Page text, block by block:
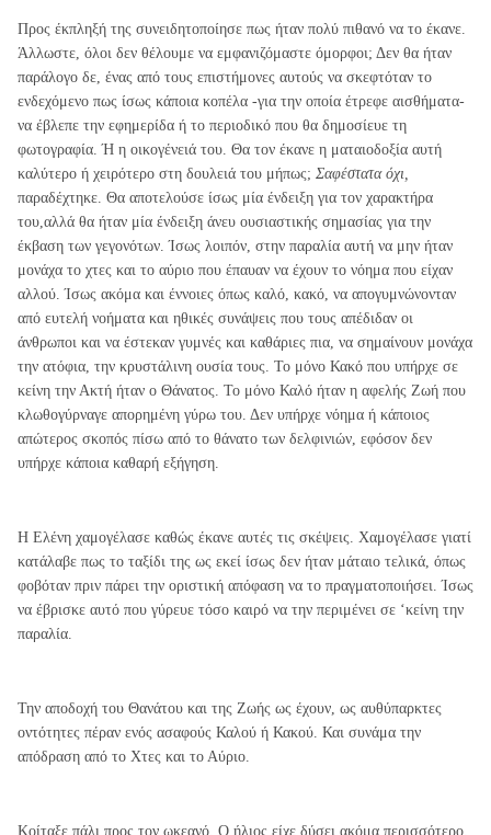
Προς έκπληξή της συνειδητοποίησε πως ήταν πολύ πιθανό να το έκανε.
Άλλωστε, όλοι δεν θέλουμε να εμφανιζόμαστε όμορφοι; Δεν θα ήταν
παράλογο δε, ένας από τους επιστήμονες αυτούς να σκεφτόταν το
ενδεχόμενο πως ίσως κάποια κοπέλα -για την οποία έτρεφε αισθήματα-
να έβλεπε την εφημερίδα ή το περιοδικό που θα δημοσίευε τη
φωτογραφία. Ή η οικογένειά του. Θα τον έκανε η ματαιοδοξία αυτή
καλύτερο ή χειρότερο στη δουλειά του μήπως; Σαφέστατα όχι,
παραδέχτηκε. Θα αποτελούσε ίσως μία ένδειξη για τον χαρακτήρα
του,αλλά θα ήταν μία ένδειξη άνευ ουσιαστικής σημασίας για την
έκβαση των γεγονότων. Ίσως λοιπόν, στην παραλία αυτή να μην ήταν
μονάχα το χτες και το αύριο που έπαυαν να έχουν το νόημα που είχαν
αλλού. Ίσως ακόμα και έννοιες όπως καλό, κακό, να απογυμνώνονταν
από ευτελή νοήματα και ηθικές συνάψεις που τους απέδιδαν οι
άνθρωποι και να έστεκαν γυμνές και καθάριες πια, να σημαίνουν μονάχα
την ατόφια, την κρυστάλινη ουσία τους. Το μόνο Κακό που υπήρχε σε
κείνη την Ακτή ήταν ο Θάνατος. Το μόνο Καλό ήταν η αφελής Ζωή που
κλωθογύρναγε απορημένη γύρω του. Δεν υπήρχε νόημα ή κάποιος
απώτερος σκοπός πίσω από το θάνατο των δελφινιών, εφόσον δεν
υπήρχε κάποια καθαρή εξήγηση.
Η Ελένη χαμογέλασε καθώς έκανε αυτές τις σκέψεις. Χαμογέλασε γιατί
κατάλαβε πως το ταξίδι της ως εκεί ίσως δεν ήταν μάταιο τελικά, όπως
φοβόταν πριν πάρει την οριστική απόφαση να το πραγματοποιήσει. Ίσως
να έβρισκε αυτό που γύρευε τόσο καιρό να την περιμένει σε ‘κείνη την
παραλία.
Την αποδοχή του Θανάτου και της Ζωής ως έχουν, ως αυθύπαρκτες
οντότητες πέραν ενός ασαφούς Καλού ή Κακού. Και συνάμα την
απόδραση από το Χτες και το Αύριο.
Κοίταξε πάλι προς τον ωκεανό. Ο ήλιος είχε δύσει ακόμα περισσότερο,